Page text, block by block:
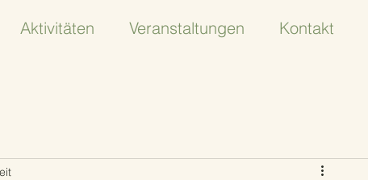
Aktivitäten Veranstaltungen Kontakt